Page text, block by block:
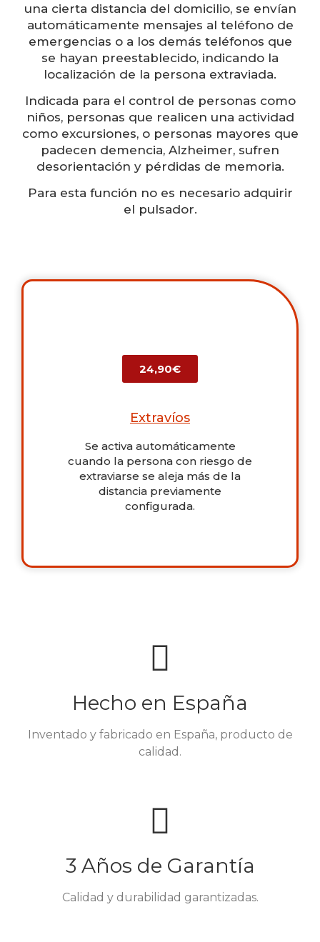
una cierta distancia del domicilio, se envían
automáticamente mensajes al teléfono de
emergencias o a los demás teléfonos que
se hayan preestablecido, indicando la
localización de la persona extraviada.
Indicada para el control de personas como
niños, personas que realicen una actividad
como excursiones, o personas mayores que
padecen demencia, Alzheimer, sufren
desorientación y pérdidas de memoria.
Para esta función no es necesario adquirir
el pulsador.
24,90€
Extravíos
Se activa automáticamente
cuando la persona con riesgo de
extraviarse se aleja más de la
distancia previamente
configurada.
Hecho en España
Inventado y fabricado en España, producto de
calidad.
3 Años de Garantía
Calidad y durabilidad garantizadas.